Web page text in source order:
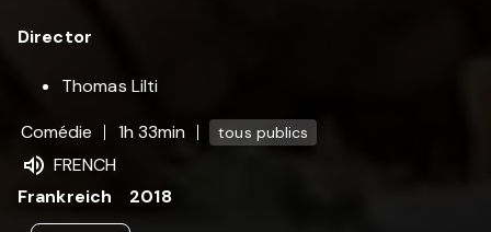
Director
Thomas Lilti
Comédie
1h 33min tous publics
FRENCH
Frankreich
2018